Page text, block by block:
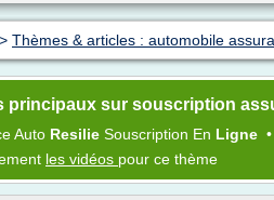
> Thèmes & articles : automobile
principaux sur souscription
Auto Resilie Souscription En Ligne •
les vidéos pour ce thème